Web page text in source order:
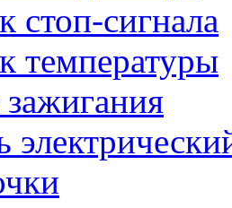
стоп-сигнала
температуры